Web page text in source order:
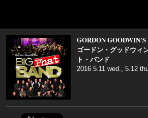
GORDON
ゴードン・グッドウィ
ト・バンド
2016 5.11 wed., 5.12